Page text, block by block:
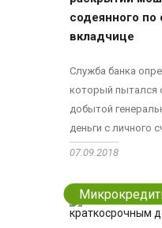
содеянного
вкладчице
Служба банка
который пытался
добытой
деньги с личного
07.09.2018